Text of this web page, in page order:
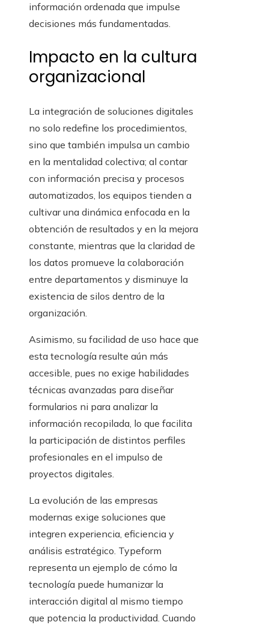
información ordenada que impulse
decisiones más fundamentadas.
Impacto en la cultura
organizacional
La integración de soluciones digitales
no solo redefine los procedimientos,
sino que también impulsa un cambio
en la mentalidad colectiva; al contar
con información precisa y procesos
automatizados, los equipos tienden a
cultivar una dinámica enfocada en la
obtención de resultados y en la mejora
constante, mientras que la claridad de
los datos promueve la colaboración
entre departamentos y disminuye la
existencia de silos dentro de la
organización.
Asimismo, su facilidad de uso hace que
esta tecnología resulte aún más
accesible, pues no exige habilidades
técnicas avanzadas para diseñar
formularios ni para analizar la
información recopilada, lo que facilita
la participación de distintos perfiles
profesionales en el impulso de
proyectos digitales.
La evolución de las empresas
modernas exige soluciones que
integren experiencia, eficiencia y
análisis estratégico. Typeform
representa un ejemplo de cómo la
tecnología puede humanizar la
interacción digital al mismo tiempo
que potencia la productividad. Cuando